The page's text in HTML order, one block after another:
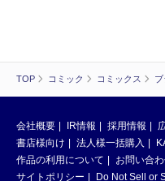
TOP コミック コミックス
会社概要 IR情報 採用情報
書店様向け
法人様一括購入
作品の利用について
お問い合
サイトポリシー
Do Not Sell or